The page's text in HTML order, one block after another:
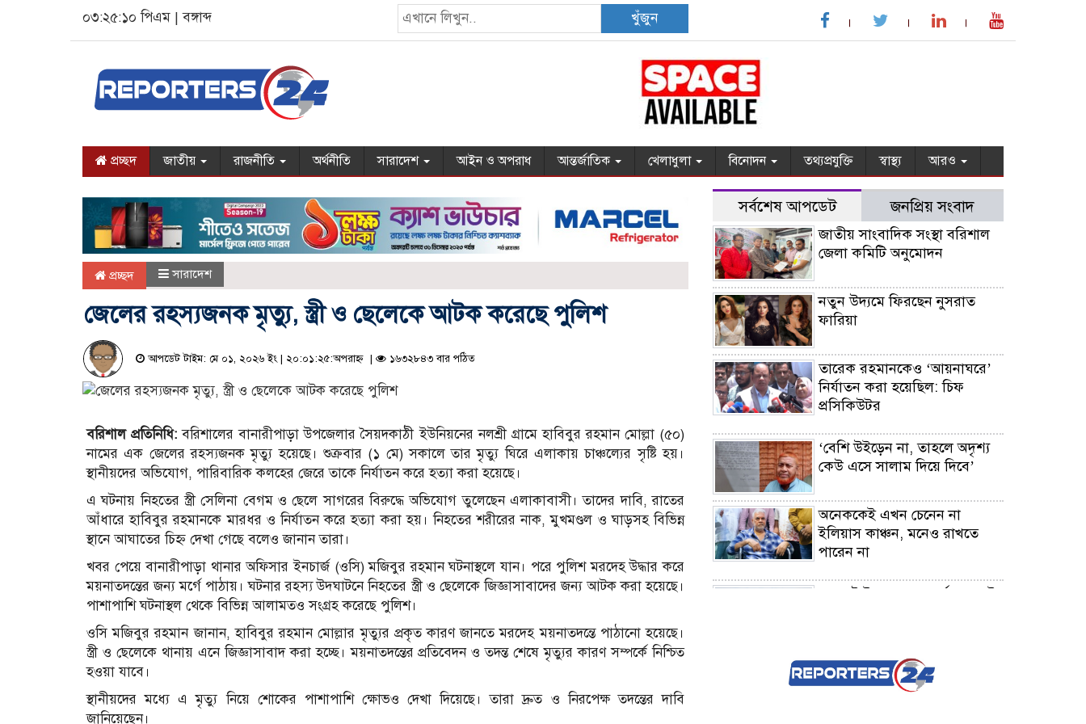
০৩:২৫:১১ পিএম| বঙ্গাব্দ খুঁজুন
প্রচ্ছদ জাতীয় রাজনীতি অর্থনীতি সারাদেশ আইন ও অপরাধ আন্তর্জাতিক খেলাধুলা বিনোদন তথ্যপ্রযুক্তি স্বাস্থ্য আরও
প্রচ্ছদ সারাদেশ
জেলের রহস্যজনক মৃত্যু, স্ত্রী ও ছেলেকে আটক করেছে পুলিশ
আপডেট টাইম: মে ০১, ২০২৬ ইং | ২০:০১:২৫:অপরাহ্ন | ১৬৩২৮৪৩ বার পঠিত
বরিশাল প্রতিনিধি: বরিশালের বানারীপাড়া উপজেলার সৈয়দকাঠী ইউনিয়নের নলশ্রী গ্রামে হাবিবুর রহমান মোল্লা (৫০)
নামের এক জেলের রহস্যজনক মৃত্যু হয়েছে। শুক্রবার (১ মে) সকালে তার মৃত্যু ঘিরে এলাকায় চাঞ্চল্যের সৃষ্টি হয়।
স্থানীয়দের অভিযোগ, পারিবারিক কলহের জেরে তাকে নির্যাতন করে হত্যা করা হয়েছে।
এ ঘটনায় নিহতের স্ত্রী সেলিনা বেগম ও ছেলে সাগরের বিরুদ্ধে অভিযোগ তুলেছেন এলাকাবাসী। তাদের দাবি, রাতের
আঁধারে হাবিবুর রহমানকে মারধর ও নির্যাতন করে হত্যা করা হয়। নিহতের শরীরের নাক, মুখমণ্ডল ও ঘাড়সহ বিভিন্ন
স্থানে আঘাতের চিহ্ন দেখা গেছে বলেও জানান তারা।
খবর পেয়ে বানারীপাড়া থানার অফিসার ইনচার্জ (ওসি) মজিবুর রহমান ঘটনাস্থলে যান। পরে পুলিশ মরদেহ উদ্ধার করে
ময়নাতদন্তের জন্য মর্গে পাঠায়। ঘটনার রহস্য উদ্ঘাটনে নিহতের স্ত্রী ও ছেলেকে জিজ্ঞাসাবাদের জন্য আটক করা হয়েছে।
পাশাপাশি ঘটনাস্থল থেকে বিভিন্ন আলামতও সংগ্রহ করেছে পুলিশ।
ওসি মজিবুর রহমান জানান, হাবিবুর রহমান মোল্লার মৃত্যুর প্রকৃত কারণ জানতে মরদেহ ময়নাতদন্তে পাঠানো হয়েছে।
স্ত্রী ও ছেলেকে থানায় এনে জিজ্ঞাসাবাদ করা হচ্ছে। ময়নাতদন্তের প্রতিবেদন ও তদন্ত শেষে মৃত্যুর কারণ সম্পর্কে নিশ্চিত
হওয়া যাবে।
স্থানীয়দের মধ্যে এ মৃত্যু নিয়ে শোকের পাশাপাশি ক্ষোভও দেখা দিয়েছে। তারা দ্রুত ও নিরপেক্ষ তদন্তের দাবি
জানিয়েছেন।
সর্বশেষ আপডেট জনপ্রিয় সংবাদ
জাতীয় সাংবাদিক সংস্থা বরিশাল
জেলা কমিটি অনুমোদন
নতুন উদ্যমে ফিরছেন নুসরাত
ফারিয়া
তারেক রহমানকেও ‘আয়নাঘরে’
নির্যাতন করা হয়েছিল: চিফ
প্রসিকিউটর
‘বেশি উইড়েন না, তাহলে অদৃশ্য
কেউ এসে সালাম দিয়ে দিবে’
অনেককেই এখন চেনেন না
ইলিয়াস কাঞ্চন, মনেও রাখতে
পারেন না
যুক্তরাষ্ট্র ইরানের সব শর্ত মানলেই
মালয়েশিয়াকে বড় ব্যবধানে হারাল
বাংলাদেশ